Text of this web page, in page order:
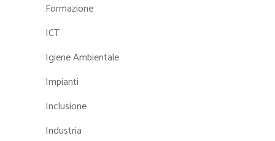
Formazione
ICT
Igiene Ambientale
Impianti
Inclusione
Industria